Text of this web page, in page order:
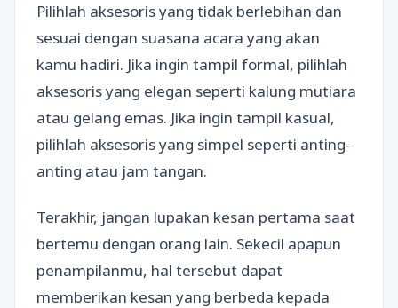
Pilihlah aksesoris yang tidak berlebihan dan
sesuai dengan suasana acara yang akan
kamu hadiri. Jika ingin tampil formal, pilihlah
aksesoris yang elegan seperti kalung mutiara
atau gelang emas. Jika ingin tampil kasual,
pilihlah aksesoris yang simpel seperti anting-
anting atau jam tangan.
Terakhir, jangan lupakan kesan pertama saat
bertemu dengan orang lain. Sekecil apapun
penampilanmu, hal tersebut dapat
memberikan kesan yang berbeda kepada